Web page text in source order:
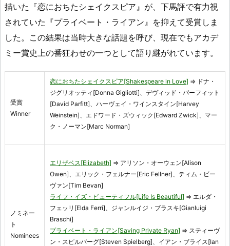
描いた『恋におちたシェイクスピア』が、下馬評で有力視
されていた『プライベート・ライアン』を抑えて受賞しま
した。この結果は当時大きな話題を呼び、現在でもアカデ
ミー賞史上の番狂わせの一つとして語り継がれています。
受賞
Winner
恋におちたシェイクスピア[Shakespeare in Love] ⇒ ドナ・
ジグリオッティ[Donna Gigliotti]、デヴィッド・パーフィット
[David Parfitt]、ハーヴェイ・ワインスタイン[Harvey
Weinstein]、エドワード・ズウィック[Edward Zwick]、マー
ク・ノーマン[Marc Norman]
ノミネー
ト
Nominees
エリザベス[Elizabeth] ⇒ アリソン・オーウェン[Alison
Owen]、エリック・フェルナー[Eric Fellner]、ティム・ビー
ヴァン[Tim Bevan]
ライフ・イズ・ビューティフル[Life Is Beautiful] ⇒ エルダ・
フェッリ[Elda Ferri]、ジャンルイジ・ブラスキ[Gianluigi
Braschi]
プライベート・ライアン[Saving Private Ryan] ⇒ スティーヴ
ン・スピルバーグ[Steven Spielberg]、イアン・ブライス[Ian